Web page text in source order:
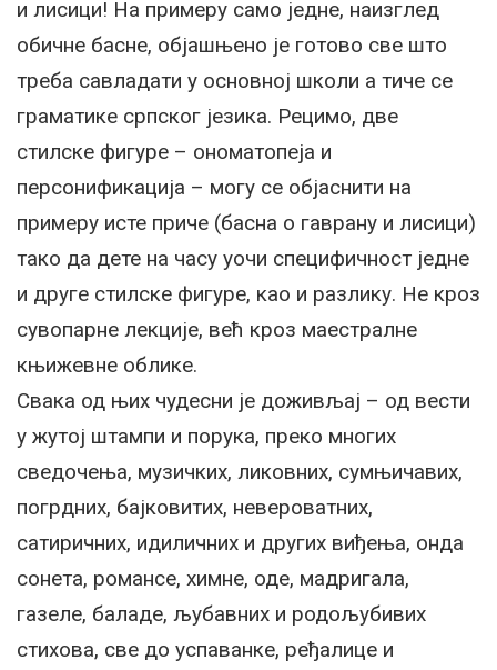
и лисици! На примеру само једне, наизглед
обичне басне, објашњено је готово све што
треба савладати у основној школи а тиче се
граматике српског језика. Рецимо, две
стилске фигуре – ономатопеја и
персонификација – могу се објаснити на
примеру исте приче (басна о гаврану и лисици)
тако да дете на часу уочи специфичност једне
и друге стилске фигуре, као и разлику. Не кроз
сувопарне лекције, већ кроз маестралне
књижевне облике.
Свака од њих чудесни је доживљај – од вести
у жутој штампи и порука, преко многих
сведочења, музичких, ликовних, сумњичавих,
погрдних, бајковитих, невероватних,
сатиричних, идиличних и других виђења, онда
сонета, романсе, химне, оде, мадригала,
газеле, баладе, љубавних и родољубивих
стихова, све до успаванке, ређалице и